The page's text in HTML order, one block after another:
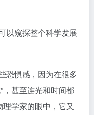
窥探整个科学发展
惧感，因为在很多
，甚至连光和时间都
理学家的眼中，它又